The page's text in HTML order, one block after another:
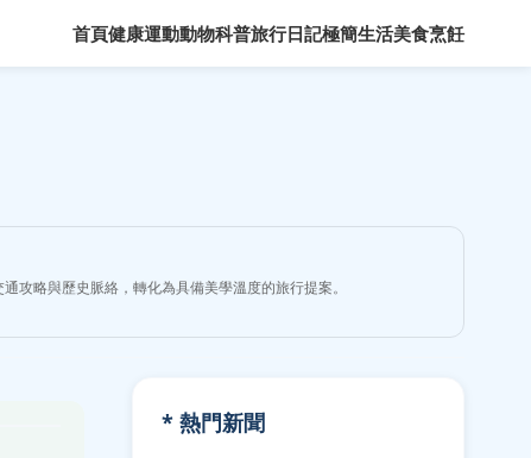
首頁健康運動動物科普旅行日記極簡生活美食烹飪
攻略與歷史脈絡，轉化為具備美學溫度的旅行提案。
* 熱門新聞